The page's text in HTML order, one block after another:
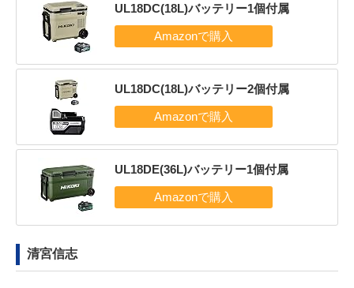
UL18DC(18L)バッテリー1個付属
UL18DC(18L)バッテリー2個付属
UL18DE(36L)バッテリー1個付属
清宮信志